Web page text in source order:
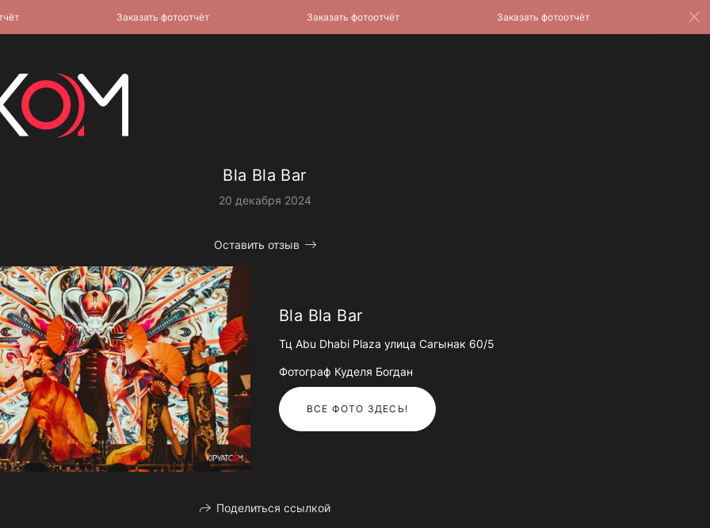
Bla Bla Bar
20 декабря 2024
Оставить отзыв
Bla Bla Bar
Тц Abu Dhabi Plaza улица Сагынак 60/5
Фотограф Куделя Богдан
ВСЕ ФОТО ЗДЕСЬ!
Поделиться ссылкой
Заказать фотоотчёт Заказать фотоотчёт Заказать фотоотчёт